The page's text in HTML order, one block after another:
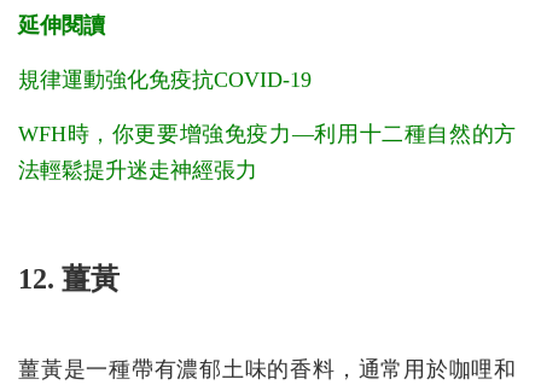
延伸閱讀
規律運動強化免疫抗COVID-19
WFH時，你更要增強免疫力—利用十二種自然的方
法輕鬆提升迷走神經張力
12. 薑黃
薑黃是一種帶有濃郁土味的香料，通常用於咖哩和